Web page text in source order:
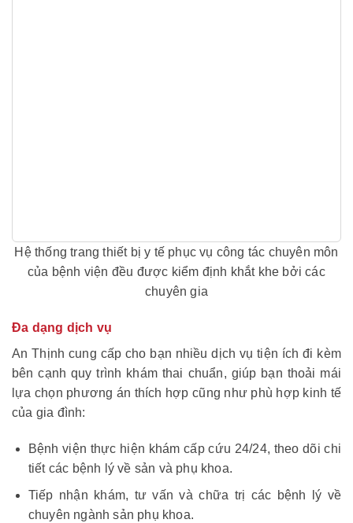
Hệ thống trang thiết bị y tế phục vụ công tác chuyên môn
của bệnh viện đều được kiểm định khắt khe bởi các
chuyên gia
Đa dạng dịch vụ
An Thịnh cung cấp cho bạn nhiều dịch vụ tiện ích đi kèm
bên cạnh quy trình khám thai chuẩn, giúp bạn thoải mái
lựa chọn phương án thích hợp cũng như phù hợp kinh tế
của gia đình:
Bệnh viện thực hiện khám cấp cứu 24/24, theo dõi chi
tiết các bệnh lý về sản và phụ khoa.
Tiếp nhận khám, tư vấn và chữa trị các bệnh lý về
chuyên ngành sản phụ khoa.